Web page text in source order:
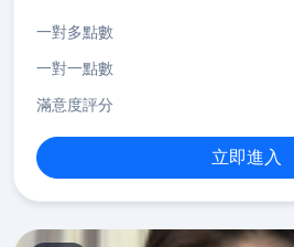
一對多點數
一對一點數
滿意度評分
立即進入